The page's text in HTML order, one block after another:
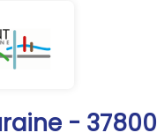
- 37800